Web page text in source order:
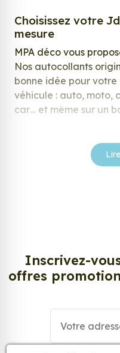
Choisissez votre
mesure
MPA déco vous
Nos autocollants
bonne idée pour
véhicule : auto, moto,
car… et même sur un
répondre à vos
notre large gamme
décorer votre
Personnalisez la
stickers muraux et
simple et rapide qui
Inscrivez-
offres